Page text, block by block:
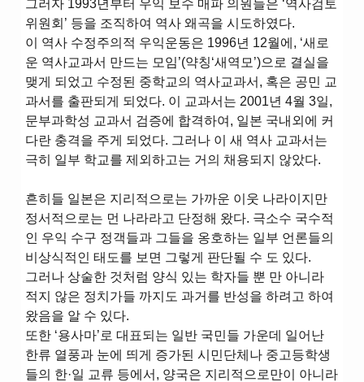
그러자 1993년부터 우익 보수 매파 의원들은 ‘역사검토
위원회’ 등을 조직하여 역사 왜곡을 시도하였다.
이 역사 수정주의적 우익운동은 1996년 12월에, ‘새로
운 역사교과서 만드는 모임’(약칭‘새역모’)으로 결실을
맺게 되었고 수정된 중학교의 역사교과서, 혹은 공민 교
과서를 출판되게 되었다. 이 교과서는 2001년 4월 3일,
문부과학성 교과서 검증에 합격하여, 일본 국내외에 커
다란 충격을 주게 되었다. 그러나 이 새 역사 교과서는
극히 일부 학교를 제외하고는 거의 채용되지 않았다.
흔히들 일본은 지리적으로는 가까운 이웃 나라이지만
정서적으로는 먼 나라라고 단정해 왔다. 극소수 국수적
인 우익 수구 정객들과 그들을 옹호하는 일부 언론들의
비상식적인 태도를 보면 그렇게 판단될 수 도 있다.
그러나 상술한 것처럼 양식 있는 학자들 뿐 만 아니라
적지 않은 정치가들 까지도 과거를 반성을 하려고 하여
왔음을 알 수 있다.
또한 ‘용사마’로 대표되는 일반 국민들 가운데 일어난
한류 열풍과 눈에 띄게 증가된 시민단체나 중고등학생
들의 한·일 교류 등에서, 양국은 지리적으로만이 아니라